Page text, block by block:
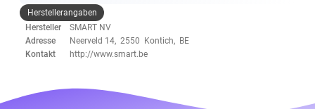
Herstellerangaben
Hersteller
SMART NV
Adresse
Neerveld 14, 2550 Kontich, BE
Kontakt
http://www.smart.be